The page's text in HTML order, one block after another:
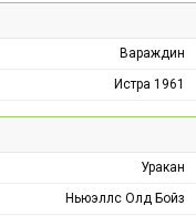
Вараждин
Истра 1961
Уракан
Ньюэллс Олд Бойз